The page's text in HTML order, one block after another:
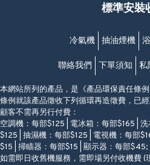
香港香港仔成都道20-28號
(黃竹坑地鐵站轉4M專線小巴)
標準安裝
冷氣機 抽油煙機
聯絡我們 下單須知 私
本網站所列的產品，是《產品環保責任條
條例就該產品徵收下列循環再造徵費，已
顧客不需再另行付費：
空調機：每部$125 | 電冰箱：每部$165 |
$125 | 抽濕機：每部$125 | 電視機：每部
$15 | 掃瞄器：每部$15 | 顯示器：每部$45;
如需即日收舊機服務，需即場另付收機費 (